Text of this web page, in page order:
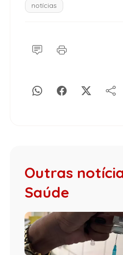
notícias
Outras
Saúde